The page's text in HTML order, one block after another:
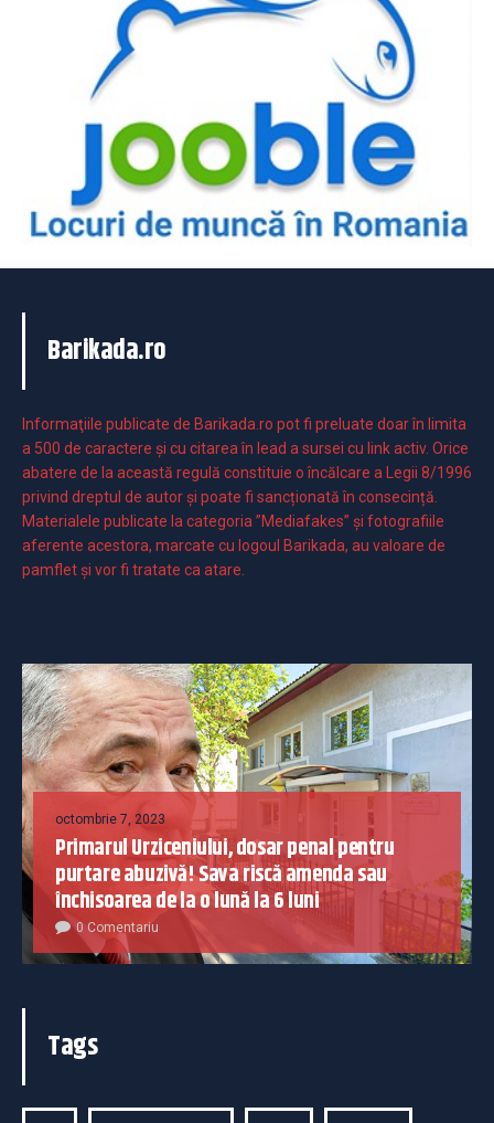
Barikada.ro
Informaţiile publicate de Barikada.ro pot fi preluate doar în limita
a 500 de caractere şi cu citarea în lead a sursei cu link activ. Orice
abatere de la această regulă constituie o încălcare a Legii 8/1996
privind dreptul de autor și poate fi sancționată în consecință.
Materialele publicate la categoria ”Mediafakes” și fotografiile
aferente acestora, marcate cu logoul Barikada, au valoare de
pamflet și vor fi tratate ca atare.
octombrie 7, 2023
Primarul Urziceniului, dosar penal pentru
purtare abuzivă! Sava riscă amenda sau
închisoarea de la o lună la 6 luni
0 Comentariu
Tags